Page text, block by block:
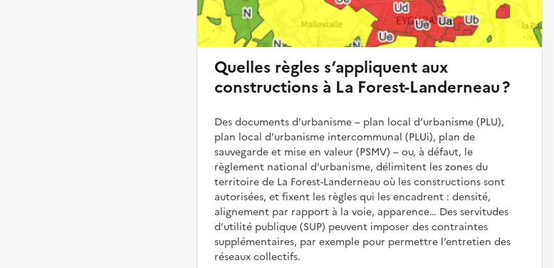
Quelles règles s’appliquent aux
constructions à La Forest-Landerneau ?
Des documents d’urbanisme – plan local d’urbanisme (PLU),
plan local d’urbanisme intercommunal (PLUi), plan de
sauvegarde et mise en valeur (PSMV) – ou, à défaut, le
règlement national d’urbanisme, délimitent les zones du
territoire de La Forest-Landerneau où les constructions sont
autorisées, et fixent les règles qui les encadrent : densité,
alignement par rapport à la voie, apparence… Des servitudes
d’utilité publique (SUP) peuvent imposer des contraintes
supplémentaires, par exemple pour permettre l’entretien des
réseaux collectifs.